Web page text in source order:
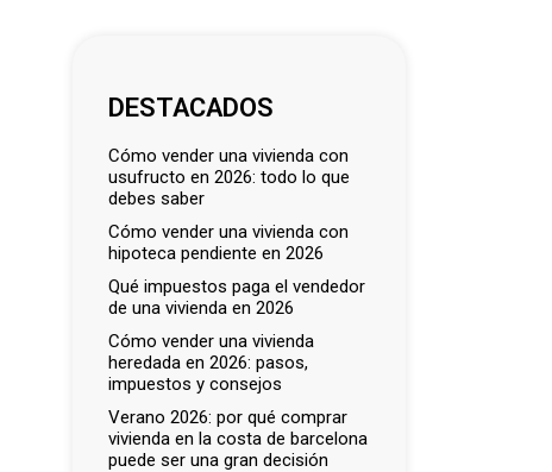
DESTACADOS
cómo vender una vivienda con
usufructo en 2026: todo lo que
debes saber
cómo vender una vivienda con
hipoteca pendiente en 2026
qué impuestos paga el vendedor
de una vivienda en 2026
cómo vender una vivienda
heredada en 2026: pasos,
impuestos y consejos
verano 2026: por qué comprar
vivienda en la costa de barcelona
puede ser una gran decisión